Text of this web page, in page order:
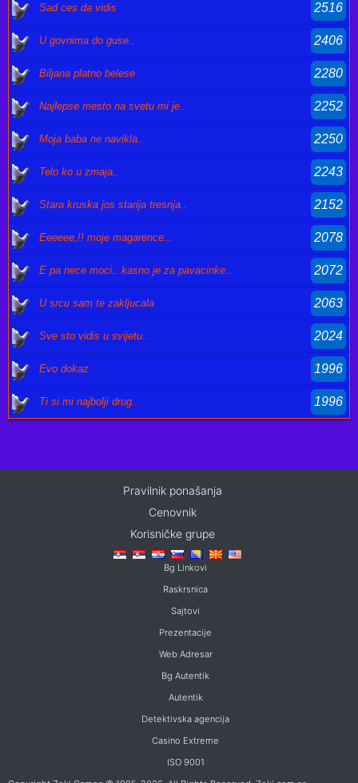
Sad ces da vidis 2516
U govnima do guse.. 2406
Biljana platno belese 2280
Najlepse mesto na svetu mi je.. 2252
Moja baba ne navikla.. 2250
Telo ko u zmaja.. 2243
Stara kruska jos starija tresnja.. 2152
Eeeeee,!! moje magarence... 2078
E pa nece moci.. kasno je za pavacinke.. 2072
U srcu sam te zakljucala 2063
Sve sto vidis u svijetu.. 2024
Evo dokaz 1996
Ti si mi najbolji drug.. 1996
Pravilnik ponašanja
Cenovnik
Korisničke grupe
Bg Linkovi
Raskrsnica
Sajtovi
Prezentacije
Web Adresar
Bg Autentik
Autentik
Detektivska agencija
Casino Extreme
ISO 9001